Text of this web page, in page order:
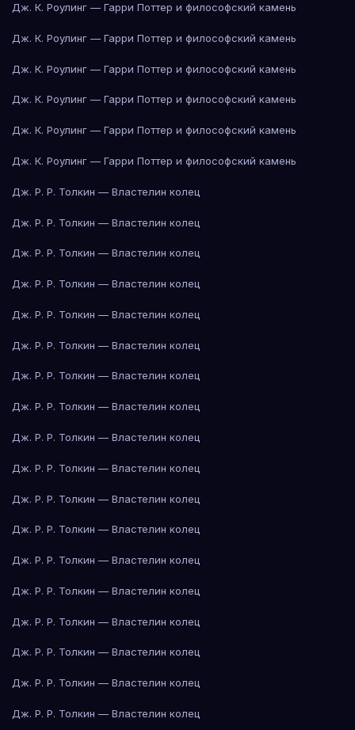
Дж. К. Роулинг — Гарри Поттер и философский камень
Дж. К. Роулинг — Гарри Поттер и философский камень
Дж. К. Роулинг — Гарри Поттер и философский камень
Дж. К. Роулинг — Гарри Поттер и философский камень
Дж. К. Роулинг — Гарри Поттер и философский камень
Дж. К. Роулинг — Гарри Поттер и философский камень
Дж. Р. Р. Толкин — Властелин колец
Дж. Р. Р. Толкин — Властелин колец
Дж. Р. Р. Толкин — Властелин колец
Дж. Р. Р. Толкин — Властелин колец
Дж. Р. Р. Толкин — Властелин колец
Дж. Р. Р. Толкин — Властелин колец
Дж. Р. Р. Толкин — Властелин колец
Дж. Р. Р. Толкин — Властелин колец
Дж. Р. Р. Толкин — Властелин колец
Дж. Р. Р. Толкин — Властелин колец
Дж. Р. Р. Толкин — Властелин колец
Дж. Р. Р. Толкин — Властелин колец
Дж. Р. Р. Толкин — Властелин колец
Дж. Р. Р. Толкин — Властелин колец
Дж. Р. Р. Толкин — Властелин колец
Дж. Р. Р. Толкин — Властелин колец
Дж. Р. Р. Толкин — Властелин колец
Дж. Р. Р. Толкин — Властелин колец